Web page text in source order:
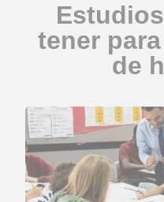
Estudios que debes
tener
de